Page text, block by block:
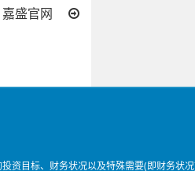
盛官网
资目标、财务状况以及特殊需要(即财务状